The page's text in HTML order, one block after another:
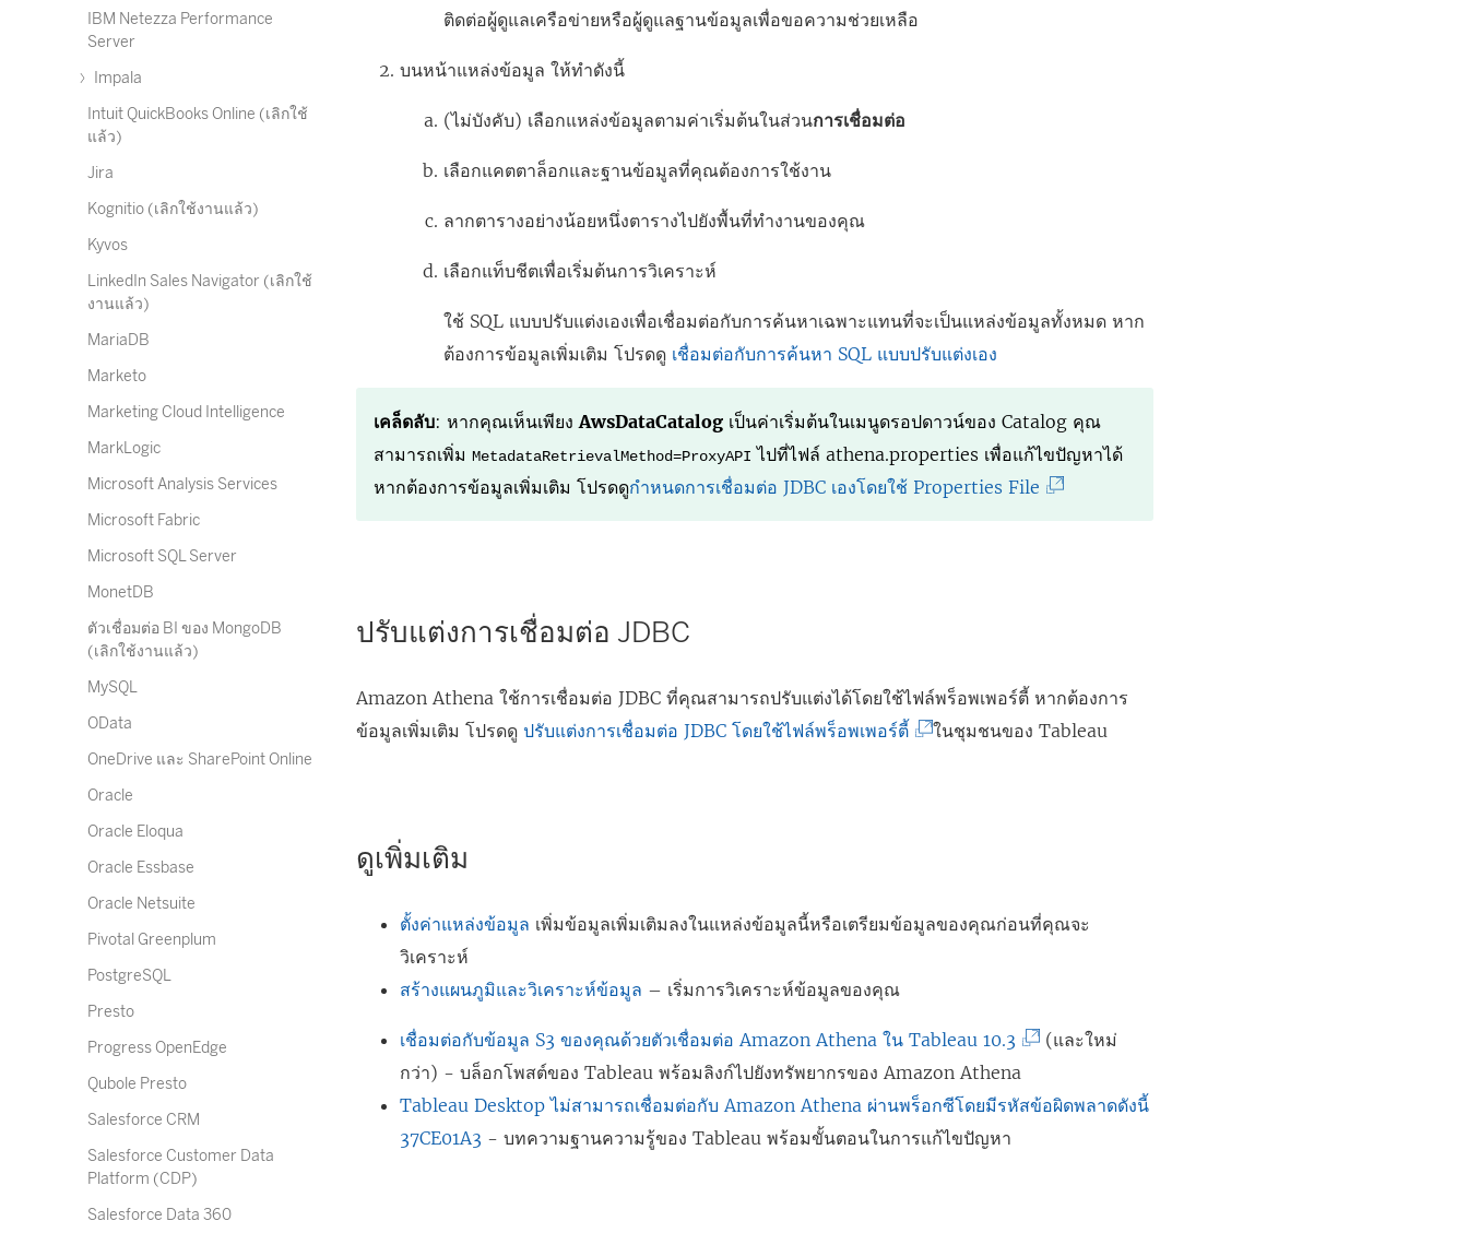
IBM Netezza Performance
Server
Impala
Intuit QuickBooks Online (เลิกใช้
แล้ว)
Jira
Kognitio (เลิกใช้งานแล้ว)
Kyvos
LinkedIn Sales Navigator (เลิกใช้
งานแล้ว)
MariaDB
Marketo
Marketing Cloud Intelligence
MarkLogic
Microsoft Analysis Services
Microsoft Fabric
Microsoft SQL Server
MonetDB
ตัวเชื่อมต่อ BI ของ MongoDB
(เลิกใช้งานแล้ว)
MySQL
OData
OneDrive และ SharePoint Online
Oracle
Oracle Eloqua
Oracle Essbase
Oracle Netsuite
Pivotal Greenplum
PostgreSQL
Presto
Progress OpenEdge
Qubole Presto
Salesforce CRM
Salesforce Customer Data
Platform (CDP)
Salesforce Data 360
ติดต่อผู้ดูแลเครือข่ายหรือผู้ดูแลฐานข้อมูลเพื่อขอความช่วยเหลือ
บนหน้าแหล่งข้อมูล ให้ทำดังนี้
(ไม่บังคับ) เลือกแหล่งข้อมูลตามค่าเริ่มต้นในส่วนการเชื่อมต่อ
เลือกแคตตาล็อกและฐานข้อมูลที่คุณต้องการใช้งาน
ลากตารางอย่างน้อยหนึ่งตารางไปยังพื้นที่ทำงานของคุณ
เลือกแท็บชีตเพื่อเริ่มต้นการวิเคราะห์
ใช้ SQL แบบปรับแต่งเองเพื่อเชื่อมต่อกับการค้นหาเฉพาะแทนที่จะเป็นแหล่งข้อมูลทั้งหมด หาก
ต้องการข้อมูลเพิ่มเติม โปรดดู เชื่อมต่อกับการค้นหา SQL แบบปรับแต่งเอง
เคล็ดลับ: หากคุณเห็นเพียงAwsDataCatalog เป็นค่าเริ่มต้นในเมนูดรอปดาวน์ของ Catalog คุณ
สามารถเพิ่มMetadataRetrievalMethod=ProxyAPI ไปที่ไฟล์ athena.properties เพื่อแก้ไขปัญหาได้
หากต้องการข้อมูลเพิ่มเติม โปรดดูกำหนดการเชื่อมต่อ JDBC เองโดยใช้ Properties File (
า
ใ
ม่
ปรับแต่งการเชื่อมต่อ JDBC
Amazon Athena ใช้การเชื่อมต่อ JDBC ที่คุณสามารถปรับแต่งได้โดยใช้ไฟล์พร็อพเพอร์ตี้ หากต้องการ
ข้อมูลเพิ่มเติม โปรดดูปรับแต่งการเชื่อมต่อ JDBC โดยใช้ไฟล์พร็อพเพอร์ตี้(
เ
ห
ในชุมชนของ Tableau
ดูเพิ่มเติม
ตั้งค่าแหล่งข้อมูล เพิ่มข้อมูลเพิ่มเติมลงในแหล่งข้อมูลนี้หรือเตรียมข้อมูลของคุณก่อนที่คุณจะ
วิเคราะห์
สร้างแผนภูมิและวิเคราะห์ข้อมูล – เริ่มการวิเคราะห์ข้อมูลของคุณ
เชื่อมต่อกับข้อมูล S3 ของคุณด้วยตัวเชื่อมต่อ Amazon Athena ใน Tableau 10.3 (
ลิ
ง
(และใหม่
กว่า) - บล็อกโพสต์ของ Tableau พร้อมลิงก์ไปยังทรัพยากรของ Amazon Athena
Tableau Desktop ไม่สามารถเชื่อมต่อกับ Amazon Athena ผ่านพร็อกซีโดยมีรหัสข้อผิดพลาดดังนี้
37CE01A3 - บทความฐานความรู้ของ Tableau พร้อมขั้นตอนในการแก้ไขปัญหา